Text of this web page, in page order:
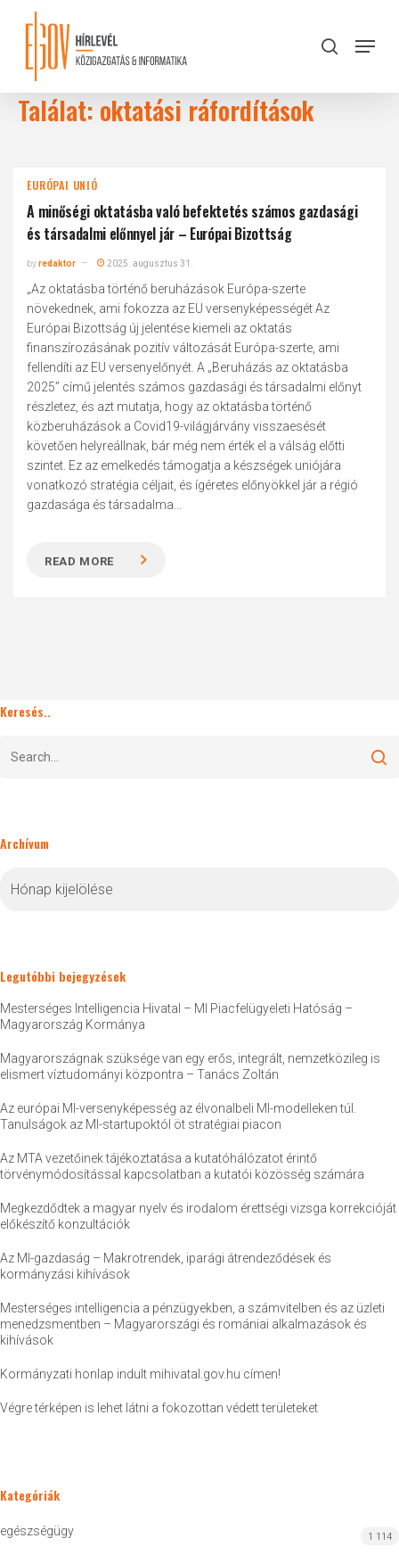
content
search
Menu
Találat: oktatási ráfordítások
EURÓPAI UNIÓ
A minőségi oktatásba való befektetés számos gazdasági
és társadalmi előnnyel jár – Európai Bizottság
byredaktor 2025. augusztus 31.
„Az oktatásba történő beruházások Európa-szerte
növekednek, ami fokozza az EU versenyképességét Az
Európai Bizottság új jelentése kiemeli az oktatás
finanszírozásának pozitív változását Európa-szerte, ami
fellendíti az EU versenyelőnyét. A „Beruházás az oktatásba
2025” című jelentés számos gazdasági és társadalmi előnyt
részletez, és azt mutatja, hogy az oktatásba történő
közberuházások a Covid19-világjárvány visszaesését
követően helyreállnak, bár még nem érték el a válság előtti
szintet. Ez az emelkedés támogatja a készségek uniójára
vonatkozó stratégia céljait, és ígéretes előnyökkel jár a régió
gazdasága és társadalma...
READ MORE
Keresés..
Archívum
Legutóbbi bejegyzések
Mesterséges Intelligencia Hivatal – MI Piacfelügyeleti Hatóság –
Magyarország Kormánya
Magyarországnak szüksége van egy erős, integrált, nemzetközileg is
elismert víztudományi központra – Tanács Zoltán
Az európai MI-versenyképesség az élvonalbeli MI-modelleken túl.
Tanulságok az MI-startupoktól öt stratégiai piacon
Az MTA vezetőinek tájékoztatása a kutatóhálózatot érintő
törvénymódosítással kapcsolatban a kutatói közösség számára
Megkezdődtek a magyar nyelv és irodalom érettségi vizsga korrekcióját
előkészítő konzultációk
Az MI-gazdaság – Makrotrendek, iparági átrendeződések és
kormányzási kihívások
Mesterséges intelligencia a pénzügyekben, a számvitelben és az üzleti
menedzsmentben – Magyarországi és romániai alkalmazások és
kihívások
Kormányzati honlap indult mihivatal.gov.hu címen!
Végre térképen is lehet látni a fokozottan védett területeket
Kategóriák
egészségügy 1 114
Close